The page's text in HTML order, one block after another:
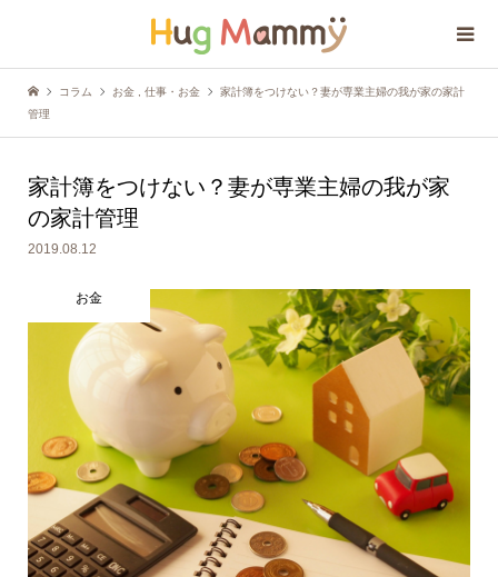
コラム お金 仕事・お金
家計簿をつけない？妻が専業主婦の我が家の家計
管理
家計簿をつけない？妻が専業主婦の我が家
の家計管理
2019.08.12
お金